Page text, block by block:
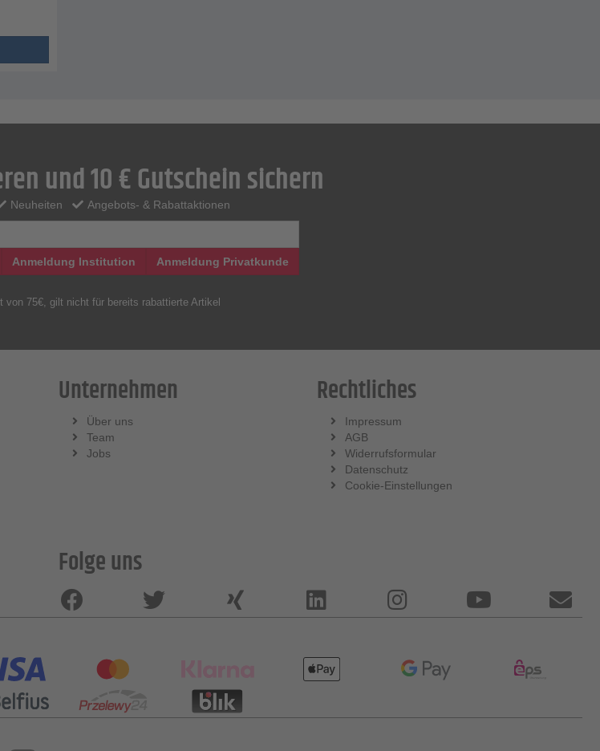
und 10 € Gutschein sichern
Neuheiten Angebots- & Rabattaktionen
Anmeldung Institution Anmeldung Privatkunde
von 75€, gilt nicht für bereits rabattierte Artikel
Unternehmen
Über uns
Team
Jobs
Rechtliches
Impressum
AGB
Widerrufsformular
Datenschutz
Cookie-Einstellungen
Folge uns